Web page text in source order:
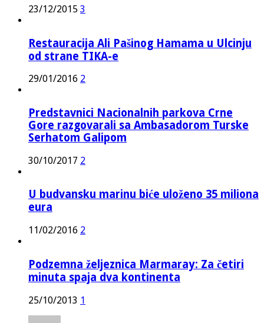
23/12/2015 3
Restauracija Ali Pašinog Hamama u Ulcinju
od strane TIKA-e
29/01/2016 2
Predstavnici Nacionalnih parkova Crne
Gore razgovarali sa Ambasadorom Turske
Serhatom Galipom
30/10/2017 2
U budvansku marinu biće uloženo 35 miliona
eura
11/02/2016 2
Podzemna željeznica Marmaray: Za četiri
minuta spaja dva kontinenta
25/10/2013 1